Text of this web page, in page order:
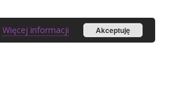
Więcej informacji Akceptuję